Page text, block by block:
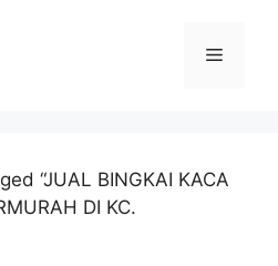
Menu
“JUAL BINGKAI KACA
DI KC.